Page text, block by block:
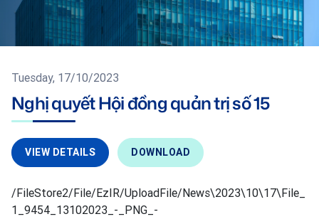
Tuesday, 17/10/2023
Nghị quyết Hội đồng quản trị số 15
VIEW DETAILS DOWNLOAD
/FileStore2/File/EzIR/UploadFile/News\2023\10\17\File_
1_9454_13102023_-_PNG_-